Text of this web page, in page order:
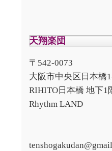
天翔楽団
〒542-0073
大阪市中央区日本橋
RIHITO日本橋 地下
Rhythm LAND